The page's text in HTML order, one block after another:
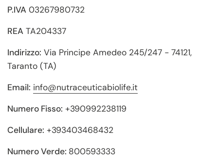
P.IVA 03267980732
REA TA204337
Indirizzo: Via Principe Amedeo 245/247 - 74121,
Taranto (TA)
Email: info@nutraceuticabiolife.it
Numero Fisso: +390992238119
Cellulare: +393403468432
Numero Verde: 800593333